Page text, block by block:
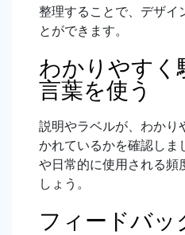
整理することで、デザイ
とができます。
わかりやすく
言葉を使う
説明やラベルが、わかり
かれているかを確認しま
や日常的に使用される頻
しょう。
フィードバッ